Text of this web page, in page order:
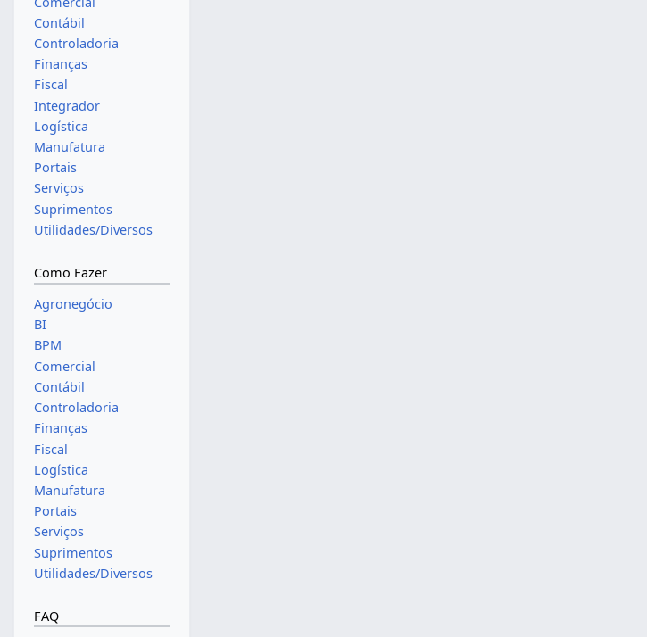
Contábil
Controladoria
Finanças
Fiscal
Integrador
Logística
Manufatura
Portais
Serviços
Suprimentos
Utilidades/Diversos
Como Fazer
Agronegócio
BI
BPM
Comercial
Contábil
Controladoria
Finanças
Fiscal
Logística
Manufatura
Portais
Serviços
Suprimentos
Utilidades/Diversos
FAQ